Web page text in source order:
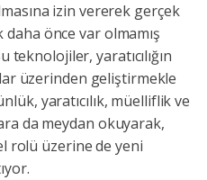
izin vererek gerçek
önce var olmamış
yaratıcılığın
üzerinden geliştirmekle
yaratıcılık, müelliflik ve
da meydan okuyarak,
rolü üzerine de yeni